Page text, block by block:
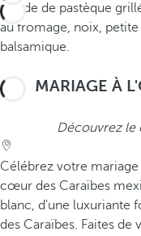
Salade de pastèque
au fromage, noix,
balsamique.
MARIAGE À
Découvrez le
Célébrez votre mariage
cœur des Caraïbes
blanc, d'une luxuriante
des Caraïbes. Faites